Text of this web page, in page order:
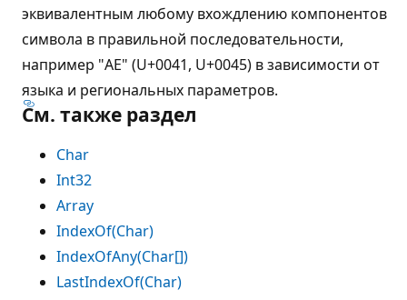
эквивалентным любому вхождлению компонентов
символа в правильной последовательности,
например "AE" (U+0041, U+0045) в зависимости от
языка и региональных параметров.
См. также раздел
Char
Int32
Array
IndexOf(Char)
IndexOfAny(Char[])
LastIndexOf(Char)